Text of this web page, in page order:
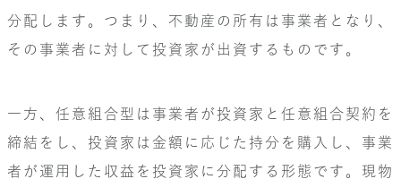
分配します。つまり、不動産の所有は事業者となり、
その事業者に対して投資家が出資するものです。
一方、任意組合型は事業者が投資家と任意組合契約を
締結をし、投資家は金額に応じた持分を購入し、事業
者が運用した収益を投資家に分配する形態です。現物